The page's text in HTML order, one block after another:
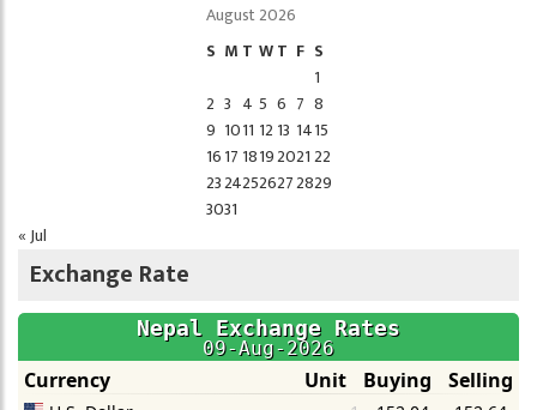
August 2026
S M T WT F S
1
2 3 4 5 6 7 8
9 1011 12 13 1415
1617 1819202122
23242526272829
3031
« Jul
Exchange Rate